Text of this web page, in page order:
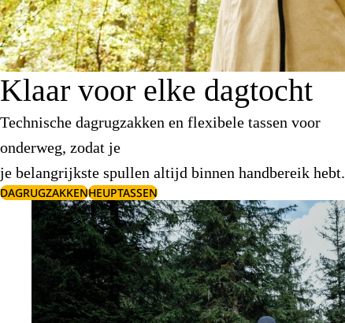
Klaar voor elke dagtocht
Technische dagrugzakken en flexibele tassen voor
onderweg, zodat je
je belangrijkste spullen altijd binnen handbereik hebt.
DAGRUGZAKKENHEUPTASSEN